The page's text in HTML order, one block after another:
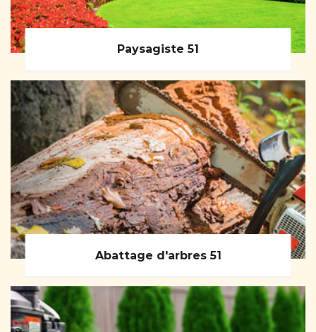
Paysagiste 51
Abattage d'arbres 51